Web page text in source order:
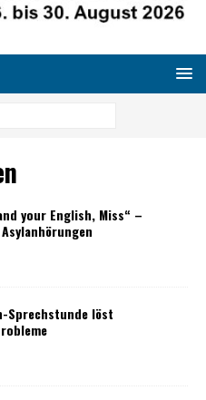
your English, Miss“ –
Sprechstunde löst